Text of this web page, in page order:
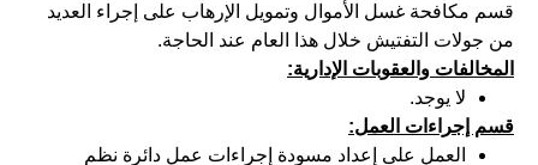
قسم مكافحة غسل الأموال وتمويل الإرهاب على إجراء العديد
من جولات التفتيش خلال هذا العام عند الحاجة.
المخالفات والعقوبات الإدارية:
لا يوجد.
قسم إجراءات العمل:
العمل على إعداد مسودة إجراءات عمل دائرة نظم